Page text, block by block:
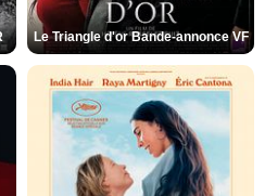
Le Triangle d'or Bande-annonce VF